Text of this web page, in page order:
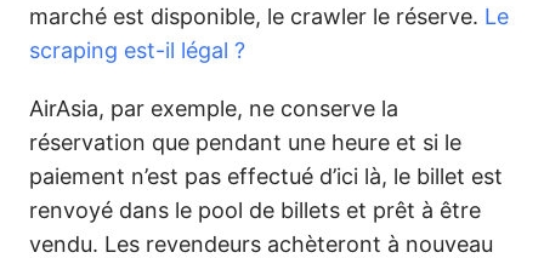
marché est disponible, le crawler le réserve. Le
scraping est-il légal ?
AirAsia, par exemple, ne conserve la
réservation que pendant une heure et si le
paiement n’est pas effectué d’ici là, le billet est
renvoyé dans le pool de billets et prêt à être
vendu. Les revendeurs achèteront à nouveau